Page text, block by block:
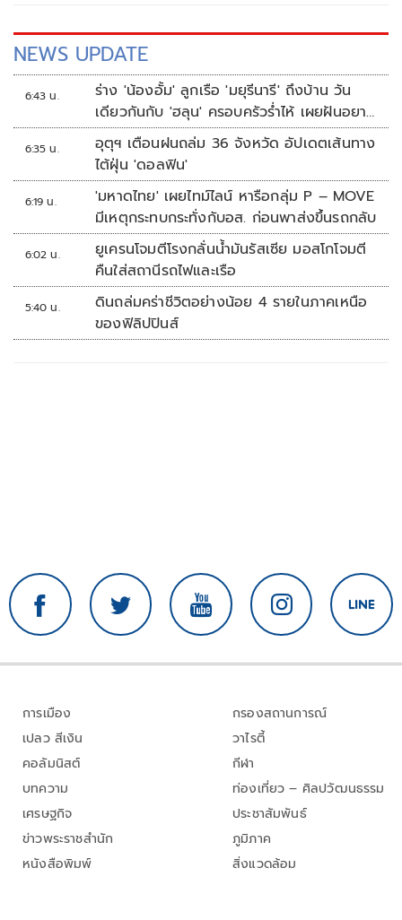
NEWS UPDATE
6:43 น.
ร่าง 'น้องอั้ม' ลูกเรือ 'มยุรีนารี' ถึงบ้าน วัน
เดียวกันกับ 'ฮลุน' ครอบครัวร่ำไห้ เผยฝันอยาก
เป็นทหารเรือ
6:35 น.
อุตุฯ เตือนฝนถล่ม 36 จังหวัด อัปเดตเส้นทาง
ไต้ฝุ่น 'ดอลฟิน'
6:19 น.
'มหาดไทย' เผยไทม์ไลน์ หารือกลุ่ม P – MOVE
มีเหตุกระทบกระทั่งกับอส. ก่อนพาส่งขึ้นรถกลับ
6:02 น.
ยูเครนโจมตีโรงกลั่นน้ำมันรัสเซีย มอสโกโจมตี
คืนใส่สถานีรถไฟและเรือ
5:40 น.
ดินถล่มคร่าชีวิตอย่างน้อย 4 รายในภาคเหนือ
ของฟิลิปปินส์
การเมือง
เปลว สีเงิน
คอลัมนิสต์
บทความ
เศรษฐกิจ
ข่าวพระราชสำนัก
หนังสือพิมพ์
กรองสถานการณ์
วาไรตี้
กีฬา
ท่องเที่ยว – ศิลปวัฒนธรรม
ประชาสัมพันธ์
ภูมิภาค
สิ่งแวดล้อม